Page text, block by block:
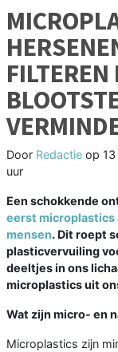
FILTEREN
Door Redactie op
uur
Een schokkende
eerst microplastics
mensen. Dit roept
plasticvervuiling
deeltjes in ons
microplastics uit
Wat zijn micro- en
Microplastics zijn